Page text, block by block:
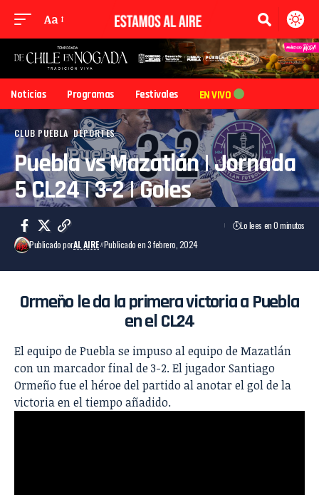
Aa
Noticias Programas Festivales EN VIVO
CLUB PUEBLA DEPORTES
Puebla vs Mazatlán | Jornada
5 CL24 | 3-2 | Goles
Publicado porAL AIRE Publicado en 3 febrero, 2024
Lo lees en 0 minutos
Ormeño le da la primera victoria a Puebla
en el CL24
El equipo de Puebla se impuso al equipo de Mazatlán
con un marcador final de 3-2. El jugador Santiago
Ormeño fue el héroe del partido al anotar el gol de la
victoria en el tiempo añadido.